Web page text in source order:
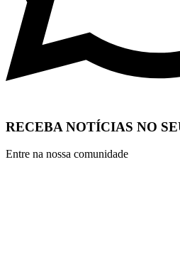
RECEBA NOTÍCIAS NO
Entre na nossa comunidade